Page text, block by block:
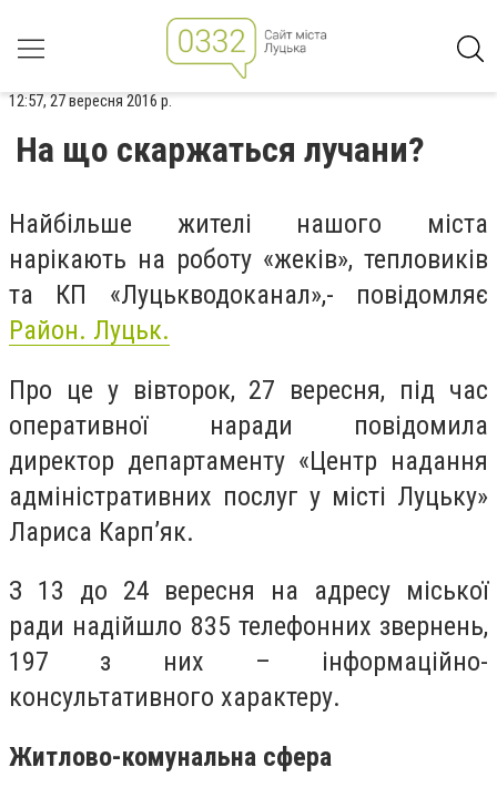
12:57, 27 вересня 2016 р.
На що скаржаться лучани?
Найбільше жителі нашого міста
нарікають на роботу «жеків», тепловиків
та КП «Луцькводоканал»,- повідомляє
Район. Луцьк.
Про це у вівторок, 27 вересня, під час
оперативної наради повідомила
директор департаменту «Центр надання
адміністративних послуг у місті Луцьку»
Лариса Карп’як.
З 13 до 24 вересня на адресу міської
ради надійшло 835 телефонних звернень,
197 з них – інформаційно-
консультативного характеру.
Житлово-комунальна сфера